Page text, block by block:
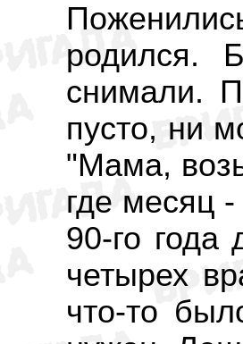
родился.
снимали.
пусто, ни
"Мама,
где месяц
90-го
четырех
что-то